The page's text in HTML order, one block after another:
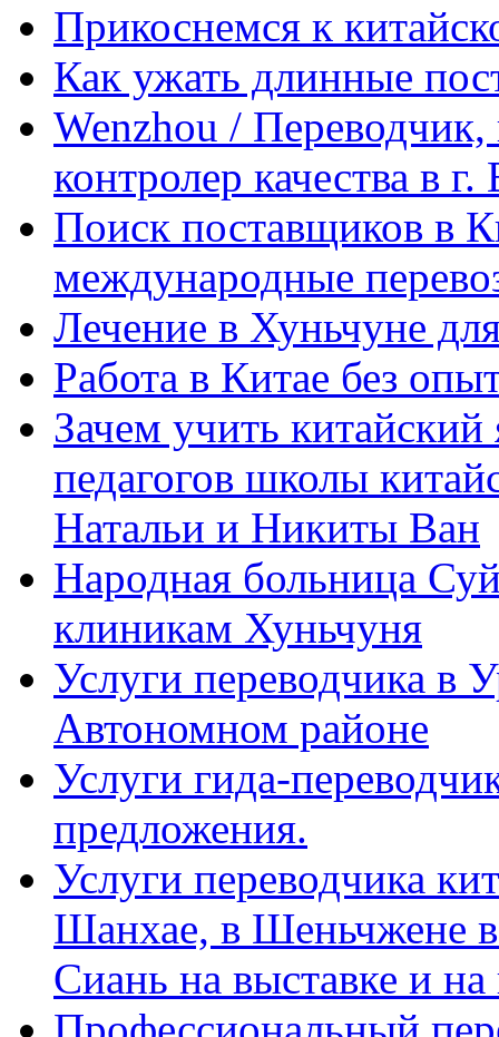
Прикоснемся к
Как ужать длинные
Wenzhou / Переводчик,
контролер качества в
Поиск поставщиков в
международные
Лечение в Хуньчуне
Работа в Китае без
Зачем учить
педагогов школы
Натальи и Никиты Ван
Народная больница
клиникам Хуньчуня
Услуги переводчика в
Автономном районе
Услуги гида-
предложения.
Услуги переводчика
Шанхае, в Шеньчжене
Сиань на выставке и